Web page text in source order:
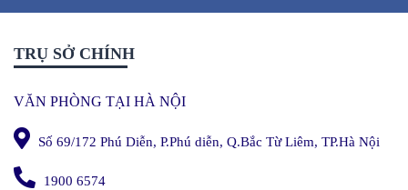
TRỤ SỞ CHÍNH
VĂN PHÒNG TẠI HÀ NỘI
Số 69/172 Phú Diễn, P.Phú diễn, Q.Bắc Từ Liêm, TP.Hà Nội
1900 6574